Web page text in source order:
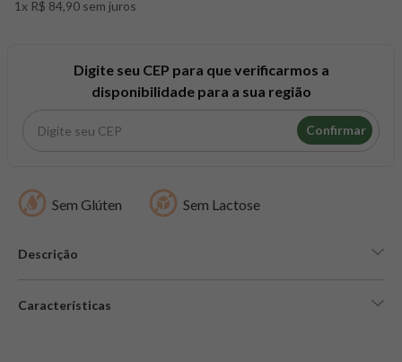
1x R$ 84,90 sem juros
Digite seu CEP para que verificarmos a
disponibilidade para a sua região
Confirmar
Sem Glúten Sem Lactose
Descrição
Características
8º snack proteico mundo verde
creatina mundo verde